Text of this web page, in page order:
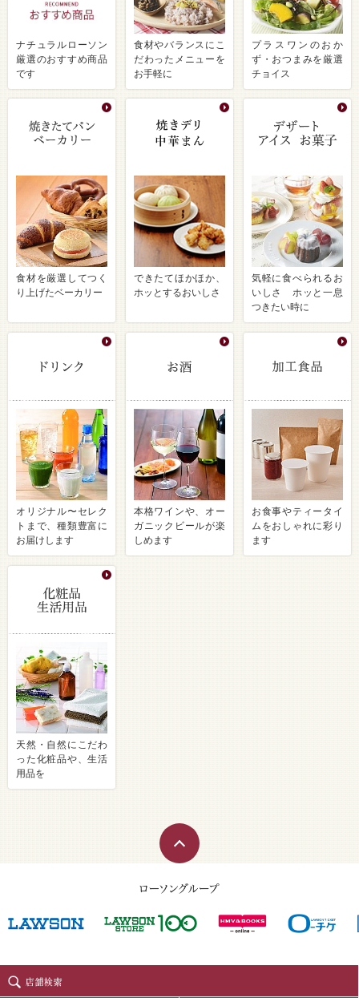
ナチュラルローソン
厳選のおすすめ商品
です
食材やバランスにこ
だわったメニューを
お手軽に
プラスワンのおか
ず・おつまみを厳選
チョイス
食材を厳選してつく
り上げたベーカリー
できたてほかほか、
ホッとするおいしさ
気軽に食べられるお
いしさ ホッと一息
つきたい時に
オリジナル〜セレク
トまで、種類豊富に
お届けします
本格ワインや、オー
ガニックビールが楽
しめます
お食事やティータイ
ムをおしゃれに彩り
ます
天然・自然にこだわ
った化粧品や、生活
用品を